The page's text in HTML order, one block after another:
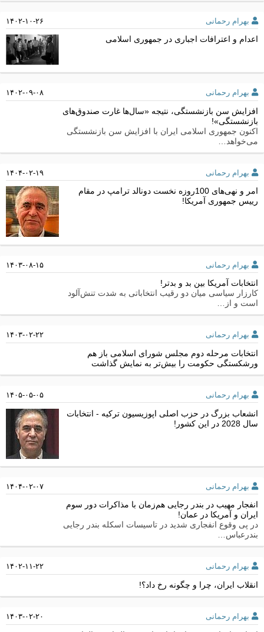
بهرام رحمانی ۱۴۰۲-۱۰-۲۶
اعدام و اعترافات اجباری در جمهوری اسلامی
بهرام رحمانی ۱۴۰۲-۰۹-۰۸
افزایش سن بازنشستگی، نتیجه «سال‌ها غارت صندوق‌های
بازنشستگی»!
اکنون جمهوری اسلامی ایران با افزایش سن بازنشستگی
می‌خواهد…
بهرام رحمانی ۱۴۰۴-۰۲-۱۹
امر و نهی‌های 100روزه نخست دونالد ترامپ در مقام
رییس جمهوری آمریکا!
بهرام رحمانی ۱۴۰۳-۰۸-۱۵
انتخابات آمریکا بین بد و بدتر!
کارزار سیاسی میان دو رقیب انتخاباتی به شدت تنش‌آلود
است و از…
بهرام رحمانی ۱۴۰۳-۰۲-۲۲
انتخابات مرحله دوم مجلس شورای اسلامی باز هم
ورشکستگی حکومت را بیش‌تر به نمایش گذاشت
بهرام رحمانی ۱۴۰۵-۰۵-۰۵
انشعاب بزرگ در حزب اصلی اپوزیسیون ترکیه - انتخابات
سال 2028 در این کشور!
بهرام رحمانی ۱۴۰۴-۰۲-۰۷
انفجار مهیب در بندر رجایی هم‌زمان با مذاکرات دور سوم
ایران و آمریکا در عمان!
در پی وقوع انفجاری شدید در تاسیسات اسکله بندر رجایی
بندرعباس…
بهرام رحمانی ۱۴۰۲-۱۱-۲۲
انقلاب ایران، چرا و چگونه رخ داد؟!
بهرام رحمانی ۱۴۰۳-۰۲-۲۰